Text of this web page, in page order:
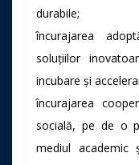
durabile;
încurajarea
soluțiilor
incubare și
încurajarea
socială, pe de o
mediul